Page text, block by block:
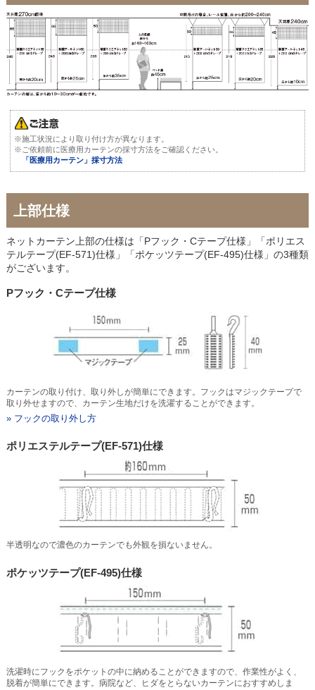
※施工状況により取り付け方が異なります。
※ご依頼前に医療用カーテンの採寸方法をご確認ください。
「医療用カーテン」採寸方法
上部仕様
ネットカーテン上部の仕様は「Pフック・Cテープ仕様」「ポリエス
テルテープ(EF-571)仕様」「ポケッツテープ(EF-495)仕様」の3種類
がございます。
Pフック・Cテープ仕様
カーテンの取り付け、取り外しが簡単にできます。フックはマジックテープで
取り外せますので、カーテン生地だけを洗濯することができます。
» フックの取り外し方
ポリエステルテープ(EF-571)仕様
半透明なので濃色のカーテンでも外観を損ないません。
ポケッツテープ(EF-495)仕様
洗濯時にフックをポケットの中に納めることができますので、作業性がよく、
脱着が簡単にできます。病院など、ヒダをとらないカーテンにおすすめしま